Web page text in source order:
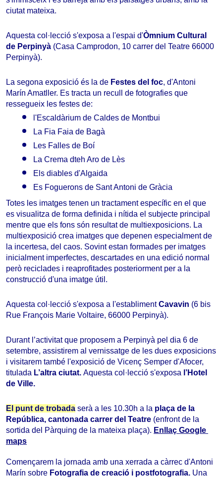
ciutat mateixa.
Aquesta col·lecció s'exposa a l'espai d'Òmnium Cultural
de Perpinyà (Casa Camprodon, 10 carrer del Teatre 66000
Perpinyà).
La segona exposició és la de Festes del foc, d'Antoni
Marín Amatller. Es tracta un recull de fotografies que
ressegueix les festes de:
l'Escaldàrium de Caldes de Montbui
La Fia Faia de Bagà
Les Falles de Boí
La Crema dteh Aro de Lès
Els diables d'Algaida
Es Foguerons de Sant Antoni de Gràcia
Totes les imatges tenen un tractament específic en el que
es visualitza de forma definida i nítida el subjecte principal
mentre que els fons són resultat de multiexposicions. La
multiexposició crea imatges que depenen especialment de
la incertesa, del caos. Sovint estan formades per imatges
inicialment imperfectes, descartades en una edició normal
però reciclades i reaprofitades posteriorment per a la
construcció d'una imatge útil.
Aquesta col·lecció s'exposa a l'establimentCavavin (6 bis
Rue François Marie Voltaire, 66000 Perpinyà).
Durant l ’activitat que proposem a Perpinyà pel dia 6 de
setembre, assistirem al vernissatge de les dues exposicions
i visitarem també l'exposició de Vicenç Semper d'Afocer,
titulada L’altra ciutat. Aquesta col·lecció s'exposa l’Hotel
de Ville.
El punt de trobada serà a les 10.30h a la plaça de la
República, cantonada carrer del Teatre (enfront de la
sortida del Pàrquing de la mateixa plaça). Enllaç Google
maps
Començarem la jornada amb una xerrada a càrrec d'Antoni
Marín sobre Fotografia de creació i postfotografia. Una